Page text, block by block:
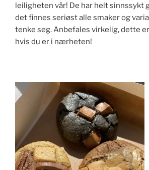
leiligheten vår! De har helt sinnssykt
det finnes seriøst alle smaker og
tenke seg. Anbefales virkelig, dette
hvis du er i nærheten!